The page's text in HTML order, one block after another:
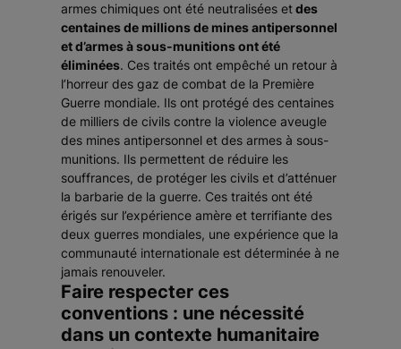
armes chimiques ont été neutralisées etdes
centaines de millions de mines antipersonnel
et d’armes à sous-munitions ont été
éliminées. Ces traités ont empêché un retour à
l’horreur des gaz de combat de la Première
Guerre mondiale. Ils ont protégé des centaines
de milliers de civils contre la violence aveugle
des mines antipersonnel et des armes à sous-
munitions. Ils permettent de réduire les
souffrances, de protéger les civils et d’atténuer
la barbarie de la guerre. Ces traités ont été
érigés sur l’expérience amère et terrifiante des
deux guerres mondiales, une expérience que la
communauté internationale est déterminée à ne
jamais renouveler.
Faire respecter ces
conventions : une nécessité
dans un contexte humanitaire